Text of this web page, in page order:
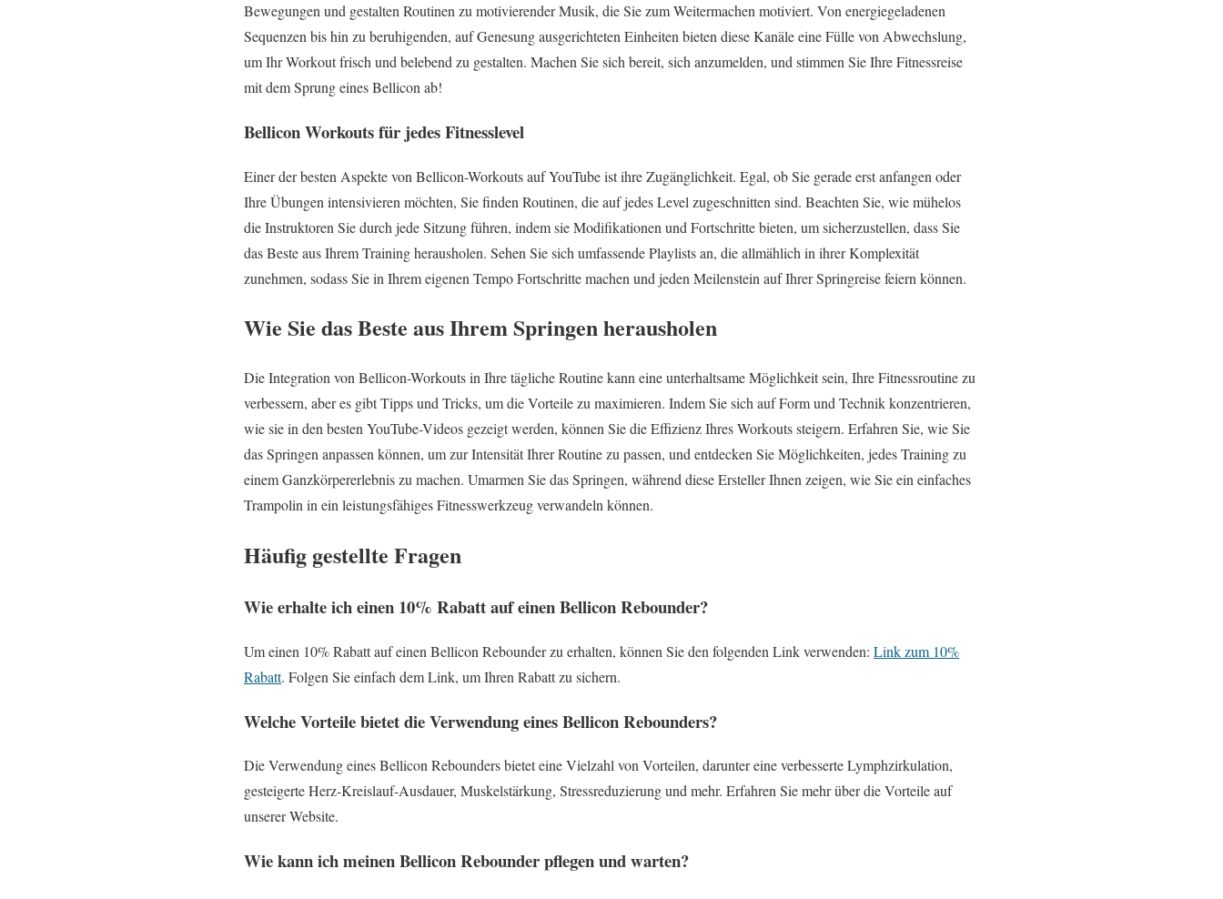
Bewegungen und gestalten Routinen zu motivierender Musik, die Sie zum Weitermachen motiviert. Von energiegeladenen
Sequenzen bis hin zu beruhigenden, auf Genesung ausgerichteten Einheiten bieten diese Kanäle eine Fülle von Abwechslung,
um Ihr Workout frisch und belebend zu gestalten. Machen Sie sich bereit, sich anzumelden, und stimmen Sie Ihre Fitnessreise
mit dem Sprung eines Bellicon ab!
Bellicon Workouts für jedes Fitnesslevel
Einer der besten Aspekte von Bellicon-Workouts auf YouTube ist ihre Zugänglichkeit. Egal, ob Sie gerade erst anfangen oder
Ihre Übungen intensivieren möchten, Sie finden Routinen, die auf jedes Level zugeschnitten sind. Beachten Sie, wie mühelos
die Instruktoren Sie durch jede Sitzung führen, indem sie Modifikationen und Fortschritte bieten, um sicherzustellen, dass Sie
das Beste aus Ihrem Training herausholen. Sehen Sie sich umfassende Playlists an, die allmählich in ihrer Komplexität
zunehmen, sodass Sie in Ihrem eigenen Tempo Fortschritte machen und jeden Meilenstein auf Ihrer Springreise feiern können.
Wie Sie das Beste aus Ihrem Springen herausholen
Die Integration von Bellicon-Workouts in Ihre tägliche Routine kann eine unterhaltsame Möglichkeit sein, Ihre Fitnessroutine zu
verbessern, aber es gibt Tipps und Tricks, um die Vorteile zu maximieren. Indem Sie sich auf Form und Technik konzentrieren,
wie sie in den besten YouTube-Videos gezeigt werden, können Sie die Effizienz Ihres Workouts steigern. Erfahren Sie, wie Sie
das Springen anpassen können, um zur Intensität Ihrer Routine zu passen, und entdecken Sie Möglichkeiten, jedes Training zu
einem Ganzkörpererlebnis zu machen. Umarmen Sie das Springen, während diese Ersteller Ihnen zeigen, wie Sie ein einfaches
Trampolin in ein leistungsfähiges Fitnesswerkzeug verwandeln können.
Häufig gestellte Fragen
Wie erhalte ich einen 10% Rabatt auf einen Bellicon Rebounder?
Um einen 10% Rabatt auf einen Bellicon Rebounder zu erhalten, können Sie den folgenden Link verwenden: Link zum 10%
Rabatt. Folgen Sie einfach dem Link, um Ihren Rabatt zu sichern.
Welche Vorteile bietet die Verwendung eines Bellicon Rebounders?
Die Verwendung eines Bellicon Rebounders bietet eine Vielzahl von Vorteilen, darunter eine verbesserte Lymphzirkulation,
gesteigerte Herz-Kreislauf-Ausdauer, Muskelstärkung, Stressreduzierung und mehr. Erfahren Sie mehr über die Vorteile auf
unserer Website.
Wie kann ich meinen Bellicon Rebounder pflegen und warten?